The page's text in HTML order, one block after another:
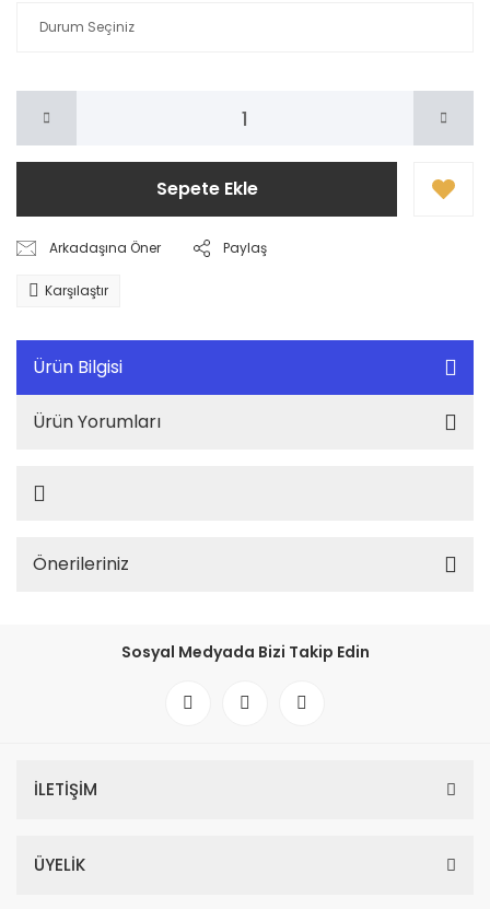
Sepete Ekle
Arkadaşına Öner Paylaş
Karşılaştır
Ürün Bilgisi
Ürün Yorumları
Önerileriniz
Sosyal Medyada Bizi Takip Edin
İLETİŞİM
ÜYELİK